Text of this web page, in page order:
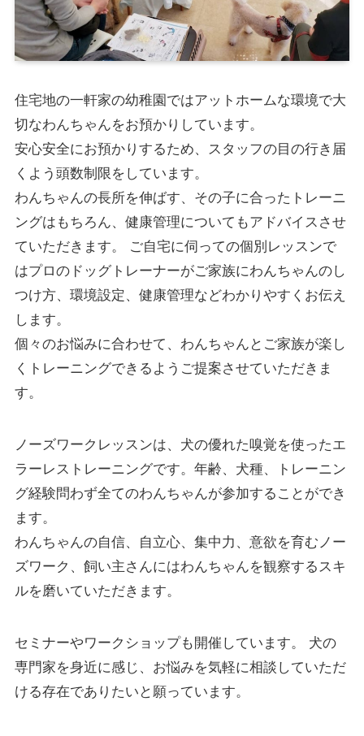
住宅地の一軒家の幼稚園ではアットホームな環境で大
切なわんちゃんをお預かりしています。
安心安全にお預かりするため、スタッフの目の行き届
くよう頭数制限をしています。
わんちゃんの長所を伸ばす、その子に合ったトレーニ
ングはもちろん、健康管理についてもアドバイスさせ
ていただきます。 ご自宅に伺っての個別レッスンで
はプロのドッグトレーナーがご家族にわんちゃんのし
つけ方、環境設定、健康管理などわかりやすくお伝え
します。
個々のお悩みに合わせて、わんちゃんとご家族が楽し
くトレーニングできるようご提案させていただきま
す。
ノーズワークレッスンは、犬の優れた嗅覚を使ったエ
ラーレストレーニングです。年齢、犬種、トレーニン
グ経験問わず全てのわんちゃんが参加することができ
ます。
わんちゃんの自信、自立心、集中力、意欲を育むノー
ズワーク、飼い主さんにはわんちゃんを観察するスキ
ルを磨いていただきます。
セミナーやワークショップも開催しています。 犬の
専門家を身近に感じ、お悩みを気軽に相談していただ
ける存在でありたいと願っています。